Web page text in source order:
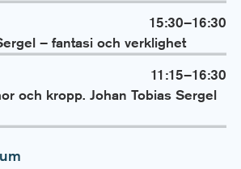
15:30–16:30
– fantasi och verklighet
11:15–16:30
och kropp. Johan Tobias Sergel